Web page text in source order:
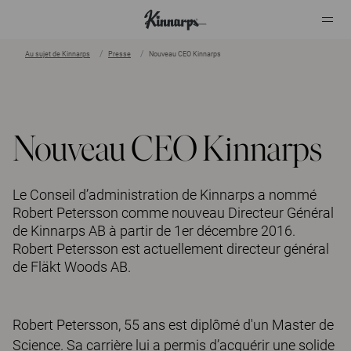
Au sujet de Kinnarps Presse Nouveau CEO Kinnarps
Nouveau CEO Kinnarps
Le Conseil d’administration de Kinnarps a nommé
Robert Petersson comme nouveau Directeur Général
de Kinnarps AB à partir de 1er décembre 2016.
Robert Petersson est actuellement directeur général
de Fläkt Woods AB.
Robert Petersson, 55 ans est diplômé d'un Master de
Science. Sa carrière lui a permis d’acquérir une solide